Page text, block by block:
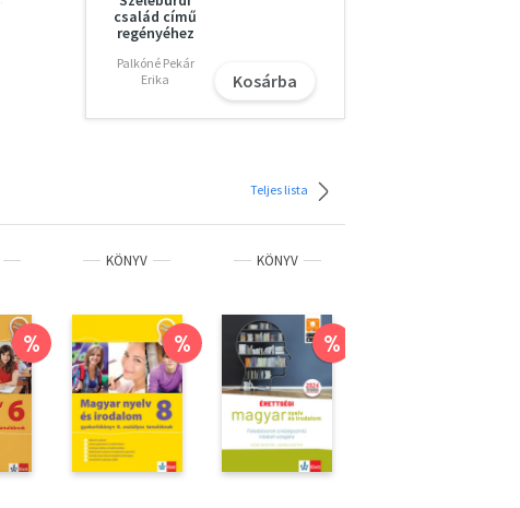
család című
regényéhez
Palkóné Pekár
Erika
Kosárba
Teljes lista
%
KÖNYV
%
KÖNYV
%